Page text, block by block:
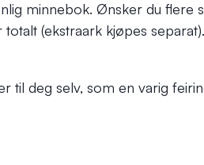
minnebok. Ønsker du flere
(ekstraark kjøpes separat).
til deg selv, som en varig